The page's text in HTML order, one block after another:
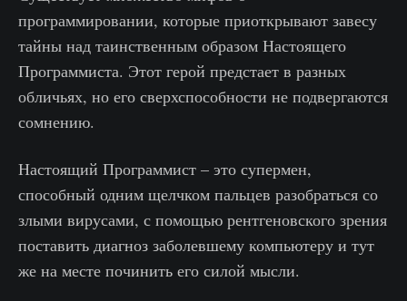
программировании, которые приоткрывают завесу
тайны над таинственным образом Настоящего
Программиста. Этот герой предстает в разных
обличьях, но его сверхспособности не подвергаются
сомнению.
Настоящий Программист – это супермен,
способный одним щелчком пальцев разобраться со
злыми вирусами, с помощью рентгеновского зрения
поставить диагноз заболевшему компьютеру и тут
же на месте починить его силой мысли.